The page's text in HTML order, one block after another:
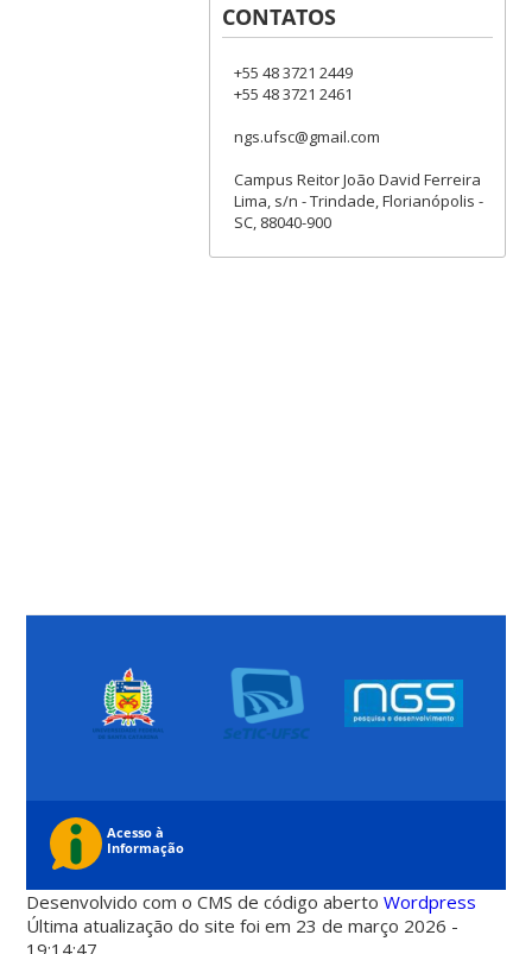
CONTATOS
+55 48 3721 2449
+55 48 3721 2461
ngs.ufsc@gmail.com
Campus Reitor João David Ferreira
Lima, s/n - Trindade, Florianópolis -
SC, 88040-900
Desenvolvido com o CMS de código abertoWordpress
Última atualização do site foi em 23 de março 2026 -
19:14:47